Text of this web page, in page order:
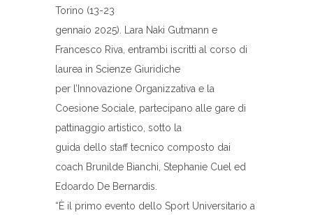
Torino (13-23
gennaio 2025). Lara Naki Gutmann e
Francesco Riva, entrambi iscritti al corso di
laurea in Scienze Giuridiche
per l’Innovazione Organizzativa e la
Coesione Sociale, partecipano alle gare di
pattinaggio artistico, sotto la
guida dello staff tecnico composto dai
coach Brunilde Bianchi, Stephanie Cuel ed
Edoardo De Bernardis.
“È il primo evento dello Sport Universitario a